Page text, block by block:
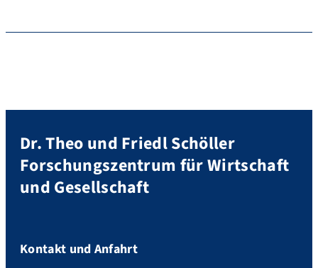
Dr. Theo und Friedl Schöller
Forschungszentrum für Wirtschaft
und Gesellschaft
Kontakt und Anfahrt